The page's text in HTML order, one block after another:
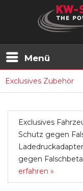
Menü
Exclusives Zubehör
Exclusives
Schutz gegen
gegen
erfahren »